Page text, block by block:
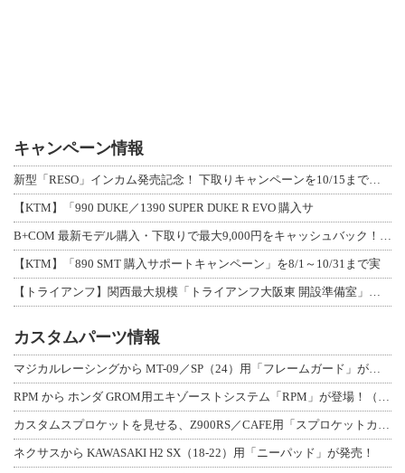
キャンペーン情報
新型「RESO」インカム発売記念！ 下取りキャンペーンを10/15まで延長して開
【KTM】「990 DUKE／1390 SUPER DUKE R EVO 購入サ
B+COM 最新モデル購入・下取りで最大9,000円をキャッシュバック！「B+F
【KTM】「890 SMT 購入サポートキャンペーン」を8/1～10/31まで実
【トライアンフ】関西最大規模「トライアンフ大阪東 開設準備室」がオープン！ 限定
カスタムパーツ情報
マジカルレーシングから MT-09／SP（24）用「フレームガード」が登場！
RPM から ホンダ GROM用エキゾーストシステム「RPM」が登場！（動画あり
カスタムスプロケットを見せる、Z900RS／CAFE用「スプロケットカバーフルキ
ネクサスから KAWASAKI H2 SX（18-22）用「ニーパッド」が発売！